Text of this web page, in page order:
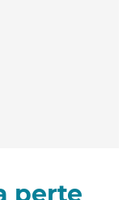
perte